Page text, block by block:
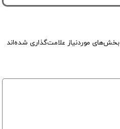
بخش‌های موردنیاز علامت‌گذاری شده‌اند